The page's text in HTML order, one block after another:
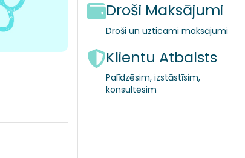
Droši Maksājumi
Droši un uzticami maksājumi
Klientu Atbalsts
Palīdzēsim, izstāstīsim,
konsultēsim